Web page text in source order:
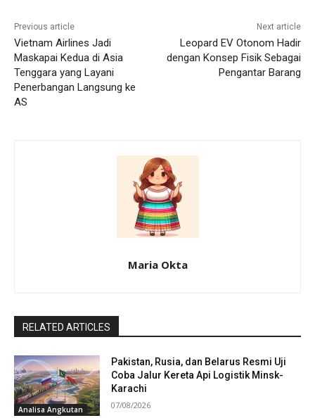
Previous article
Vietnam Airlines Jadi
Maskapai Kedua di Asia
Tenggara yang Layani
Penerbangan Langsung ke
AS
Next article
Leopard EV Otonom Hadir
dengan Konsep Fisik Sebagai
Pengantar Barang
Maria Okta
RELATED ARTICLES
Analisa Angkutan
Pakistan, Rusia, dan Belarus Resmi Uji
Coba Jalur Kereta Api Logistik Minsk-
Karachi
07/08/2026